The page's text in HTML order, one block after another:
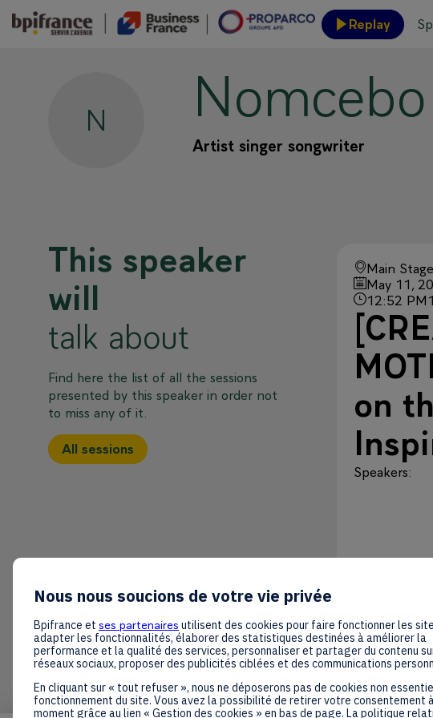
Replay
N Nomcebo
Artist singer songwriter
This speaker
will
talk about
Find here the list of all the sessions
presented by this speaker in order not
to miss any of it.
All sessions
Main
May 11,
12:52 PM
on
Speakers:
Online
Nous nous soucions de votre vie privée
Bpifrance et ses partenaires utilisent des cookies pour faire fonctionner les
adapter les fonctionnalités, élaborer des statistiques destinées à améliorer la
performance et la qualité des services, personnaliser et partager du contenu
réseaux sociaux, proposer des publicités ciblées et des communications
En cliquant sur « tout refuser », nous ne déposerons pas de cookies non
fonctionnement du site. Vous avez la possibilité de retirer votre consentement
moment grâce au lien « Gestion des cookies » en bas de page. La politique